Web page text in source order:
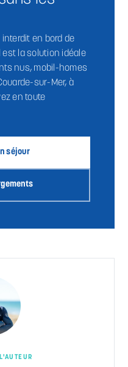
en bord de
est la solution idéale
nus, mobil-homes
sur-Mer, à
en toute
séjour